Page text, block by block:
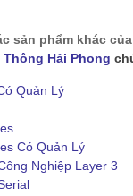
sản phẩm khác của
Hải Phong
Quản Lý
Có Quản Lý
Nghiệp Layer 3